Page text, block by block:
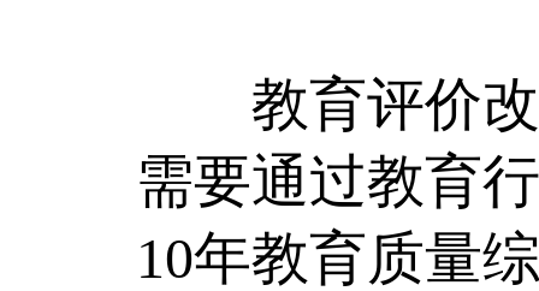
教育评价改
需要通过教育
10年教育质量